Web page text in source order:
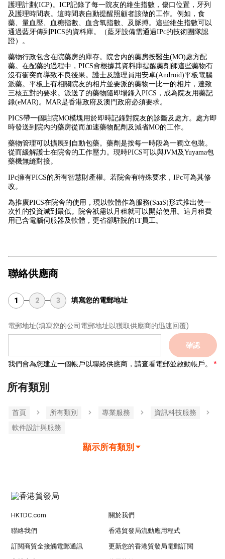
護理計劃(ICP)。ICP記錄了每一院友的維生指數，傷口位置，牙列
及護理時間表。這時間表自動提醒照顧者該做的工作。例如，食
藥、量血壓、血糖指數、血含氧指數、及脈搏。這些維生指數可以
通過藍牙傳到PICS的資料庫。（藍牙設備需通過IPc的技術團隊認
證）。
藥物行政包含在院藥房的庫存。院舍內的藥房按醫生(MO)處方配
藥。在配藥的過程中，PICS會根據其資料庫提醒藥劑師這些藥物有
沒有衝突而導致不良後果。護士及護理員用安卓(Android)平板電腦
派藥。平板上有相關院友的相片並要派的藥物一比一的相片，達致
三核五對的要求。派送了的藥物隨即場錄入PICS，成為院友用藥記
錄(eMAR)。MAR是香港政府及澳門政府必須要求。
PICS帶一個駐院MO模塊用於即時記錄對院友的診斷及處方。處方即
時發送到院內的藥房從而加速藥物配劑及減省MO的工作。
藥物管理可以擴展到自動包藥。藥劑是按每一時段為一獨立包裝。
從而緩解護士在院舍的工作壓力。現時PICS可以與JVM及Yuyama包
藥機無縫對接。
IPc擁有PICS的所有智慧財產權。若院舍有特殊要求，IPc可為其修
改。
為推廣PICS在院舍的使用，現以軟體作為服務(SaaS)形式推出使一
次性的投資減到最低。院舍祇需以月租就可以開始使用。這月租費
用已含電腦伺服器及軟體，更省卻駐院的IT員工。
聯絡供應商
1 2 3 填寫您的電郵地址
電郵地址(填寫您的公司電郵地址以獲取供應商的迅速回覆)
確認
我們會為您建立一個帳戶以聯絡供應商，請查看電郵並啟動帳戶。
所有類別
首頁 所有類別 專業服務
資訊科技服務
軟件設計與服務
顯示所有類別
HKTDC.com 關於我們
聯絡我們 香港貿發局流動應用程式
訂閱商貿全接觸電郵通訊 更新您的香港貿發局電郵訂閱